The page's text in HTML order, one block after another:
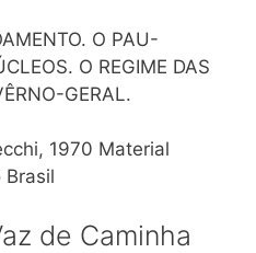
O PAU-
O REGIME DAS
GERAL.
1970 Material
de Caminha